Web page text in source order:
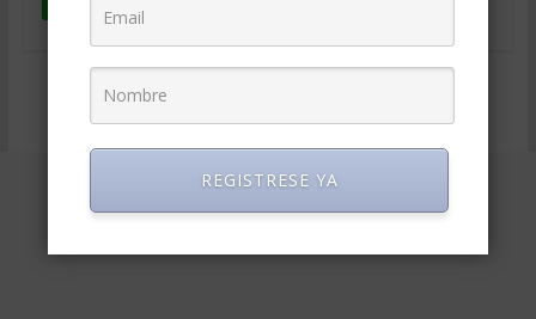
Página 1 de 3
REGISTRESE YA